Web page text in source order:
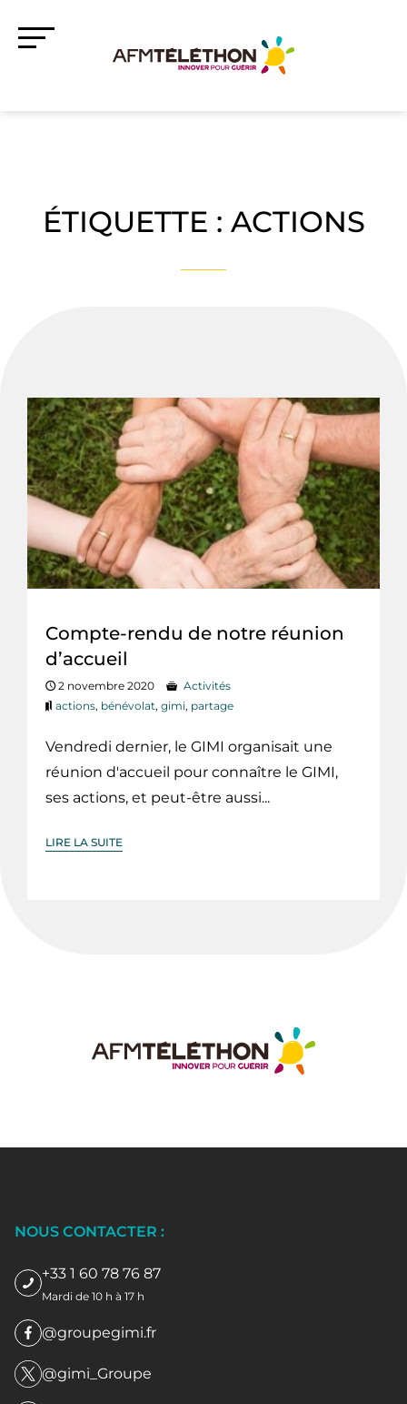
ÉTIQUETTE : ACTIONS
Compte-rendu de notre réunion
d’accueil
2 novembre 2020
Activités
actions, bénévolat, gimi, partage
Vendredi dernier, le GIMI organisait une
réunion d'accueil pour connaître le GIMI,
ses actions, et peut-être aussi...
LIRE LA SUITE
NOUS CONTACTER :
+33 1 60 78 76 87
Mardi de 10 h à 17 h
@groupegimi.fr
@gimi_Groupe